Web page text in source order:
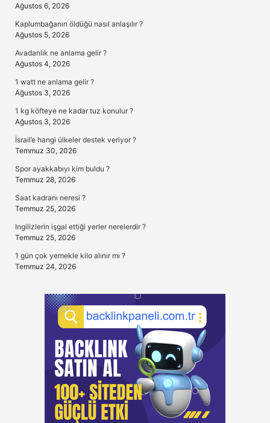
Ağustos 6, 2026
Kaplumbağanın öldüğü nasıl anlaşılır ?
Ağustos 5, 2026
Avadanlık ne anlama gelir ?
Ağustos 4, 2026
1 watt ne anlama gelir ?
Ağustos 3, 2026
1 kg köfteye ne kadar tuz konulur ?
Ağustos 3, 2026
İsrail’e hangi ülkeler destek veriyor ?
Temmuz 30, 2026
Spor ayakkabıyı kim buldu ?
Temmuz 28, 2026
Saat kadranı neresi ?
Temmuz 25, 2026
Ingilizlerin işgal ettiği yerler nerelerdir ?
Temmuz 25, 2026
1 gün çok yemekle kilo alınır mı ?
Temmuz 24, 2026